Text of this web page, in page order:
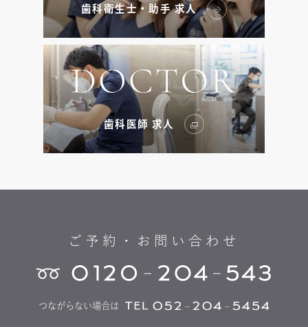
歯科衛生士・助手 求人
歯科医師 求人
ご予約・お問い合わせ
つながらない場合は